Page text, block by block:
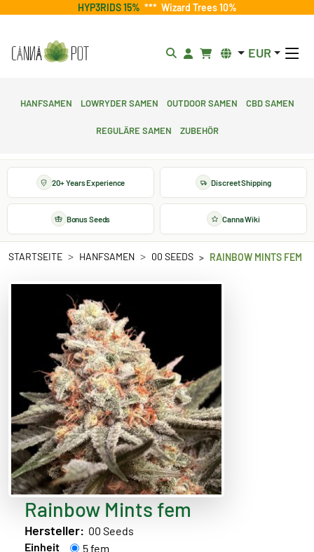
HYP3RIDS 15% *** Wizard Trees 10%
EUR
Hanfsamen Lowryder Samen Outdoor Samen CBD Samen
Reguläre Samen Zubehör
20+ Years Experience Discreet Shipping
Bonus Seeds Canna Wiki
STARTSEITE HANFSAMEN 00 SEEDS RAINBOW MINTS FEM
Rainbow Mints fem
Hersteller: 00 Seeds
Einheit
5 fem